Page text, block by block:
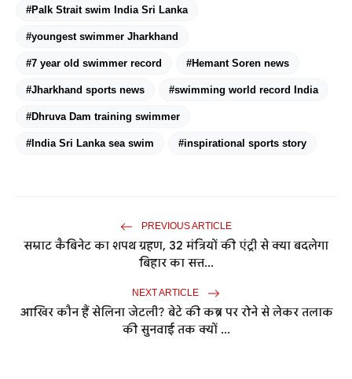
#Palk Strait swim India Sri Lanka
#youngest swimmer Jharkhand
#7 year old swimmer record #Hemant Soren news
#Jharkhand sports news #swimming world record India
#Dhruva Dam training swimmer
#India Sri Lanka sea swim #inspirational sports story
PREVIOUS ARTICLE
सम्राट कैबिनेट का शपथ ग्रहण, 32 मंत्रियों की एंट्री से क्या बदलेगा
बिहार का सत्त...
NEXT ARTICLE
आखिर कौन हैं सेलिना जेटली? बेटे की कब्र पर रोने से लेकर तलाक
की सुनवाई तक क्यों ...